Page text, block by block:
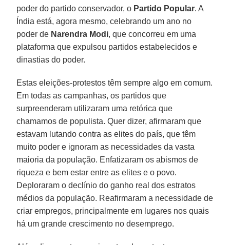
poder do partido conservador, o Partido Popular. A
Índia está, agora mesmo, celebrando um ano no
poder de Narendra Modi, que concorreu em uma
plataforma que expulsou partidos estabelecidos e
dinastias do poder.
Estas eleições-protestos têm sempre algo em comum.
Em todas as campanhas, os partidos que
surpreenderam utilizaram uma retórica que
chamamos de populista. Quer dizer, afirmaram que
estavam lutando contra as elites do país, que têm
muito poder e ignoram as necessidades da vasta
maioria da população. Enfatizaram os abismos de
riqueza e bem estar entre as elites e o povo.
Deploraram o declínio do ganho real dos estratos
médios da população. Reafirmaram a necessidade de
criar empregos, principalmente em lugares nos quais
há um grande crescimento no desemprego.